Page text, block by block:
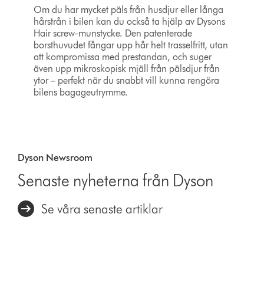
Om du har mycket päls från husdjur eller långa
hårstrån i bilen kan du också ta hjälp av Dysons
Hair screw-munstycke. Den patenterade
borsthuvudet fångar upp hår helt trasselfritt, utan
att kompromissa med prestandan, och suger
även upp mikroskopisk mjäll från pälsdjur från
ytor – perfekt när du snabbt vill kunna rengöra
bilens bagageutrymme.
Dyson Newsroom
Senaste nyheterna från Dyson
Se våra senaste artiklar